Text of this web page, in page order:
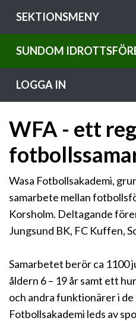
SEKTIONSMENY
SUNDOM
LOGGA IN
WFA - ett
Wasa Fotbollsakademi,
samarbete mellan
Korsholm. Deltagande
Jungsund BK, FC Kuffen,
Samarbetet berör ca 1100
åldern 6 – 19 år samt ett
och andra funktionärer i de
Fotbollsakademi leds av